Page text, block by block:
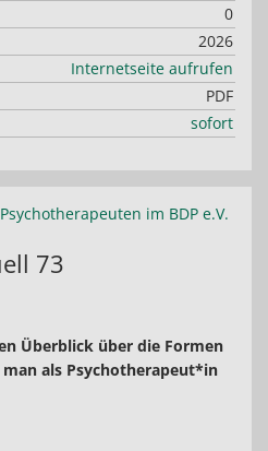
0
2026
Internetseite aufrufen
PDF
sofort
im BDP e.V.
73
Überblick über die Formen
als Psychotherapeut*in